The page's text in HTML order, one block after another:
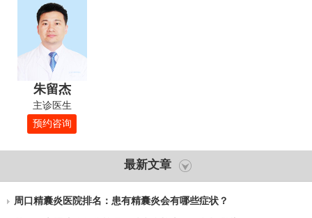
朱留杰
主诊医生
预约咨询
最新文章
周口精囊炎医院排名：患有精囊炎会有哪些症状？